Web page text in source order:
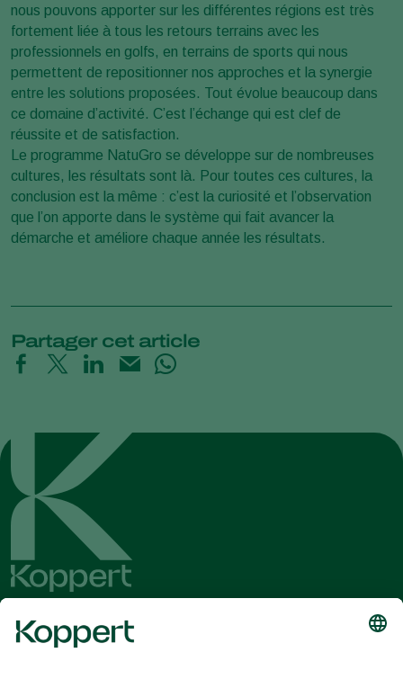
nous pouvons apporter sur les différentes régions est très
fortement liée à tous les retours terrains avec les
professionnels en golfs, en terrains de sports qui nous
permettent de repositionner nos approches et la synergie
entre les solutions proposées. Tout évolue beaucoup dans
ce domaine d’activité. C’est l’échange qui est clef de
réussite et de satisfaction.
Le programme NatuGro se développe sur de nombreuses
cultures, les résultats sont là. Pour toutes ces cultures, la
conclusion est la même : c’est la curiosité et l’observation
que l’on apporte dans le système qui fait avancer la
démarche et améliore chaque année les résultats.
Partager cet article